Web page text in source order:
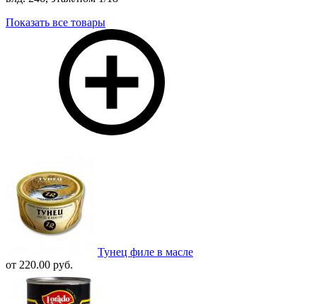
Показать все товары
Тунец филе в масле
от 220.00 руб.